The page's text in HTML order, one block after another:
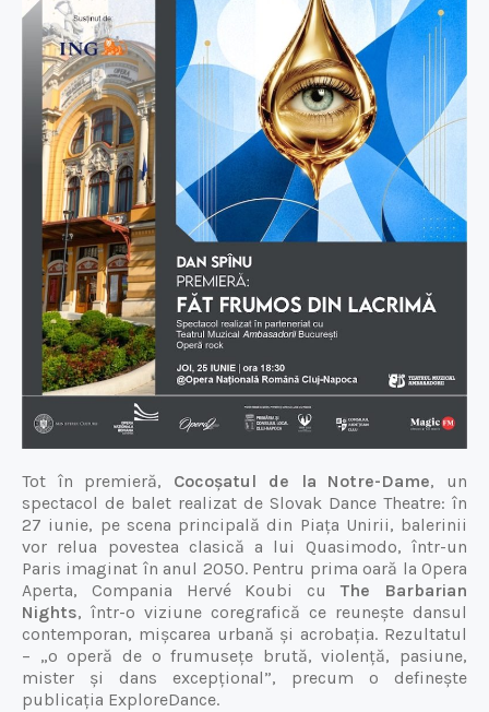
Tot în premieră, Cocoșatul de la Notre-Dame, un
spectacol de balet realizat de Slovak Dance Theatre: în
27 iunie, pe scena principală din Piața Unirii, balerinii
vor relua povestea clasică a lui Quasimodo, într-un
Paris imaginat în anul 2050. Pentru prima oară la Opera
Aperta, Compania Hervé Koubi cuThe Barbarian
Nights, într-o viziune coregrafică ce reunește dansul
contemporan, mișcarea urbană și acrobația. Rezultatul
– „o operă de o frumusețe brută, violență, pasiune,
mister și dans excepțional”, precum o definește
publicația ExploreDance.